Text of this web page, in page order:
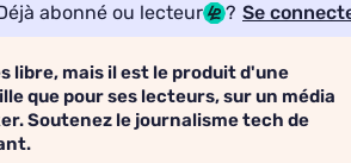
abonné ou lecteur ? Se
libre, mais il est le produit d'une
que pour ses lecteurs, sur un média
Soutenez le journalisme tech de